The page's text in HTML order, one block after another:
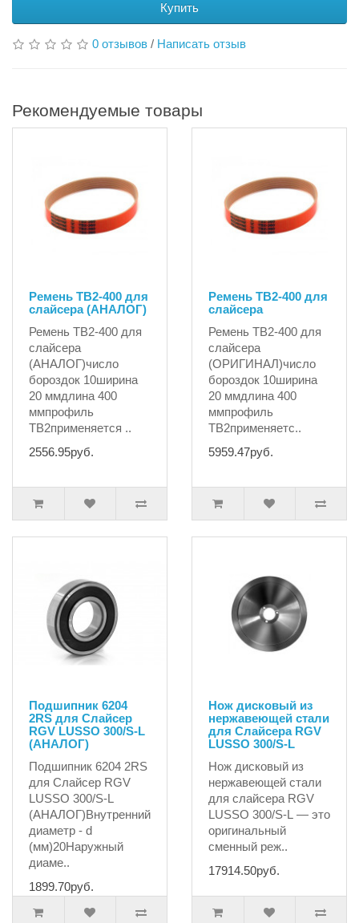
Купить
0 отзывов / Написать отзыв
Рекомендуемые товары
Ремень ТВ2-400 для
слайсера (АНАЛОГ)
Ремень ТВ2-400 для
слайсера
(АНАЛОГ)число
бороздок 10ширина
20 ммдлина 400
ммпрофиль
TB2применяется ..
2556.95руб.
Ремень TB2-400 для
слайсера
Ремень TB2-400 для
слайсера
(ОРИГИНАЛ)число
бороздок 10ширина
20 ммдлина 400
ммпрофиль
TB2применяетс..
5959.47руб.
Подшипник 6204
2RS для Слайсер
RGV LUSSO 300/S-L
(АНАЛОГ)
Подшипник 6204 2RS
для Слайсер RGV
LUSSO 300/S-L
(АНАЛОГ)Внутренний
диаметр - d
(мм)20Наружный
диаме..
1899.70руб.
Нож дисковый из
нержавеющей стали
для Слайсера RGV
LUSSO 300/S-L
Нож дисковый из
нержавеющей стали
для слайсера RGV
LUSSO 300/S-L — это
оригинальный
сменный реж..
17914.50руб.